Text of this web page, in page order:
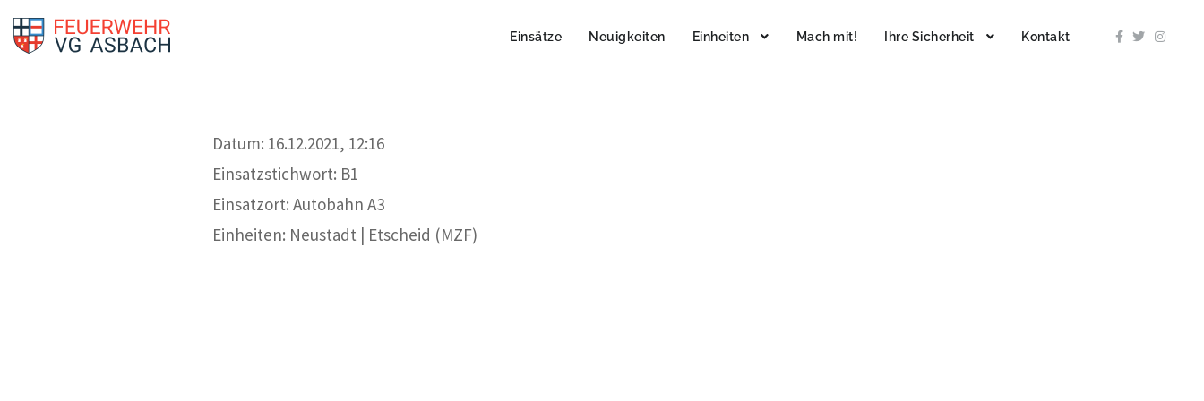
Einsätze Neuigkeiten Einheiten Mach mit! Ihre Sicherheit Kontakt
Datum: 16.12.2021, 12:16
Einsatzstichwort: B1
Einsatzort: Autobahn A3
Einheiten: Neustadt | Etscheid (MZF)